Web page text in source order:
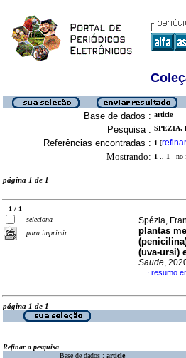
Base de dados : article
Pesquisa : SPEZIA,
Referências encontradas : 1 [refinar
Mostrando: 1 .. 1 no
página 1 de 1
1 / 1
seleciona
para imprimir
Spézia,
plantas
(uva-ursi)
Saude,
· resumo
página 1 de 1
Refinar a pesquisa
Base de dados : article